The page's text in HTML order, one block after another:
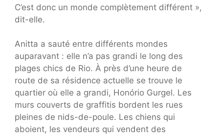
C’est donc un monde complètement différent »,
dit-elle.
Anitta a sauté entre différents mondes
auparavant : elle n’a pas grandi le long des
plages chics de Rio. À près d’une heure de
route de sa résidence actuelle se trouve le
quartier où elle a grandi, Honório Gurgel. Les
murs couverts de graffitis bordent les rues
pleines de nids-de-poule. Les chiens qui
aboient, les vendeurs qui vendent des